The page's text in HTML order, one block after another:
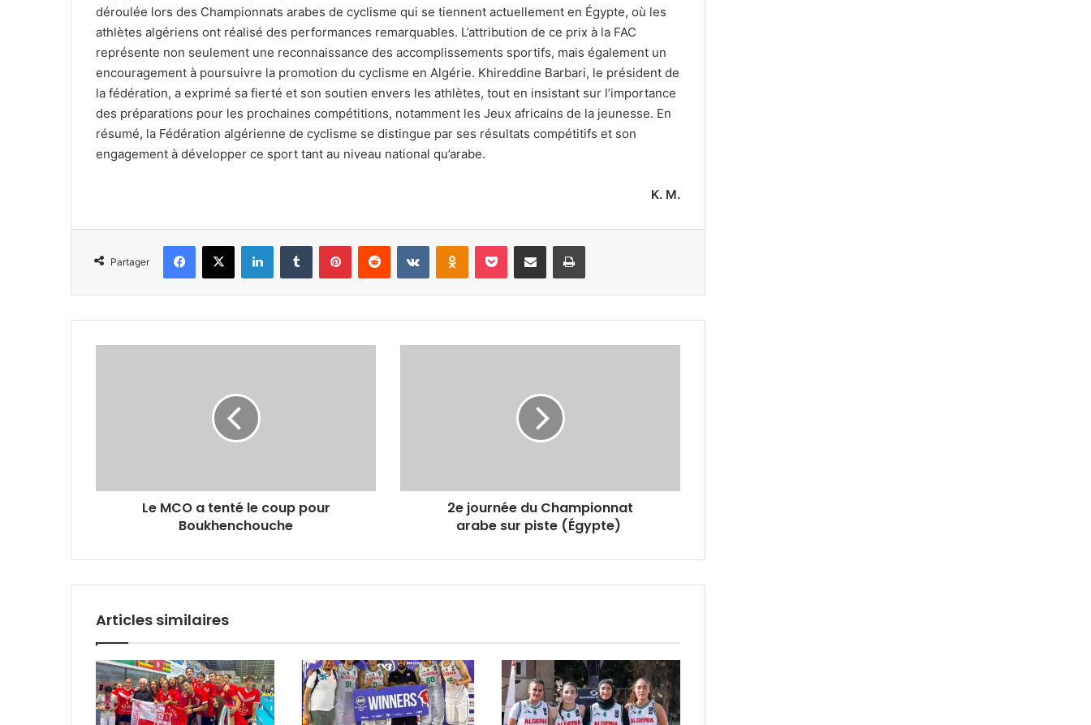
déroulée lors des Championnats arabes de cyclisme qui se tiennent actuellement en Égypte, où les
athlètes algériens ont réalisé des performances remarquables. L’attribution de ce prix à la FAC
représente non seulement une reconnaissance des accomplissements sportifs, mais également un
encouragement à poursuivre la promotion du cyclisme en Algérie. Khireddine Barbari, le président de
la fédération, a exprimé sa fierté et son soutien envers les athlètes, tout en insistant sur l’importance
des préparations pour les prochaines compétitions, notamment les Jeux africains de la jeunesse. En
résumé, la Fédération algérienne de cyclisme se distingue par ses résultats compétitifs et son
engagement à développer ce sport tant au niveau national qu’arabe.
K. M.
Partager
Facebook
X LinkedinTumblr PinterestReddit VKontakteOdnoklassniki
Pocket Partager par email Imprimer
Le MCO a tenté le coup pour
Boukhenchouche
2e journée du Championnat
arabe sur piste (Égypte)
Articles similaires